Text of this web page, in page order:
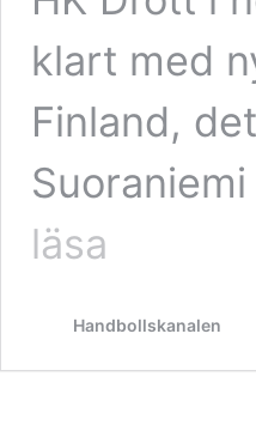
klart med
Finland,
läsa
för
F98
Handbollskanalen